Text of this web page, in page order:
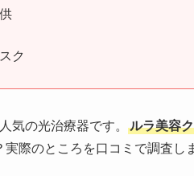
ク
人気の光治療器です。
ルラ美容
際のところを口コミで調査し